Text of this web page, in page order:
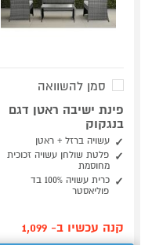
סמן להשוואה
פינת ישיבה ראטן דגם
בנגקוק
עשויה ברזל + ראטן
פלטת שולחן עשויה זכוכית
מחוסמת
כרית עשויה 100% בד
פוליאסטר
קנה עכשיו ב- 1,099